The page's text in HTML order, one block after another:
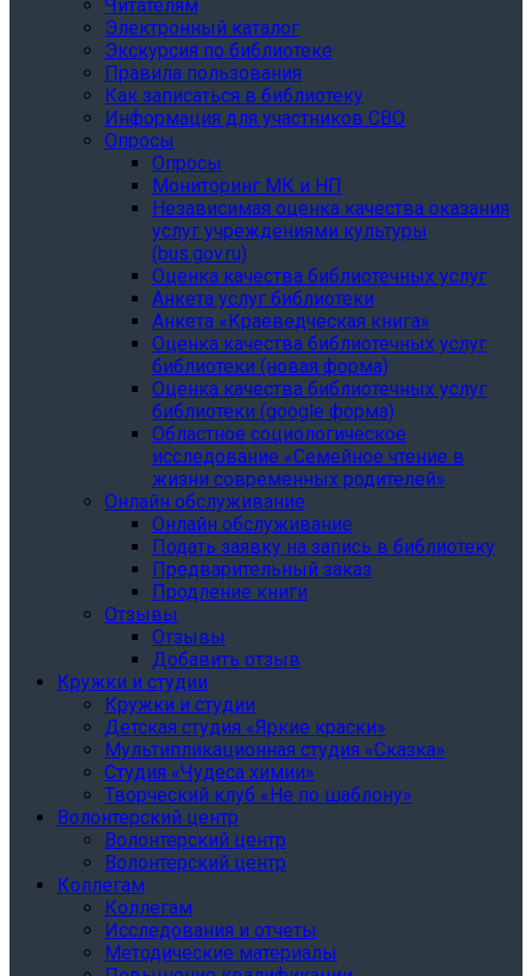
Читателям
Электронный каталог
Экскурсия по библиотеке
Правила пользования
Как записаться в библиотеку
Информация для участников СВО
Опросы
Опросы
Мониторинг МК и НП
Независимая оценка качества оказания
услуг учреждениями культуры
(bus.gov.ru)
Оценка качества библиотечных услуг
Анкета услуг библиотеки
Анкета «Краеведческая книга»
Oценка качества библиотечных услуг
библиотеки (новая форма)
Oценка качества библиотечных услуг
библиотеки (google форма)
Областное социологическое
исследование «Семейное чтение в
жизни современных родителей»
Онлайн обслуживание
Онлайн обслуживание
Подать заявку на запись в библиотеку
Предварительный заказ
Продление книги
Отзывы
Отзывы
Добавить отзыв
Кружки и студии
Кружки и студии
Детская студия «Яркие краски»
Мультипликационная студия «Сказка»
Студия «Чудеса химии»
Творческий клуб «Не по шаблону»
Волонтерский центр
Волонтерский центр
Волонтерский центр
Коллегам
Коллегам
Исследования и отчеты
Методические материалы